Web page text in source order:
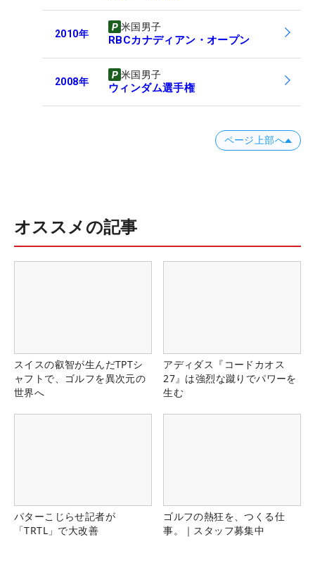
2010年
米国男子
RBCカナディアン・オープン
2008年
米国男子
ウィンダム選手権
ページ上部へ
オススメの記事
スイスの叡智が生んだTPTシ
ャフトで、ゴルフを異次元の
世界へ
アディダス『コードカオス
27』は強烈な蹴りでパワーを
生む
パターこじらせ記者が
「TRTL」で大改善
ゴルフの熱狂を、つくる仕
事。｜スタッフ募集中